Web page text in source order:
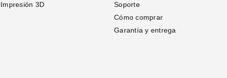
Impresión 3D
Soporte
Cómo comprar
Garantía y entrega